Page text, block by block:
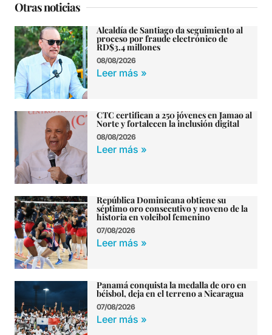
Otras noticias
Alcaldía de Santiago da seguimiento al
proceso por fraude electrónico de
RD$3.4 millones
08/08/2026
Leer más »
CTC certifican a 250 jóvenes en Jamao al
Norte y fortalecen la inclusión digital
08/08/2026
Leer más »
República Dominicana obtiene su
séptimo oro consecutivo y noveno de la
historia en voleibol femenino
07/08/2026
Leer más »
Panamá conquista la medalla de oro en
béisbol, deja en el terreno a Nicaragua
07/08/2026
Leer más »